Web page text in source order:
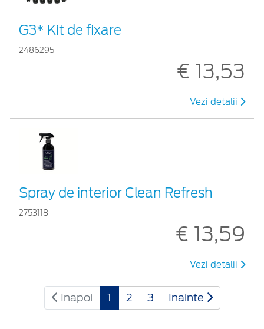
G3* Kit de fixare
2486295
€ 13,53
Vezi detalii
Spray de interior Clean Refresh
2753118
€ 13,59
Vezi detalii
Inapoi 1 2 3 Inainte